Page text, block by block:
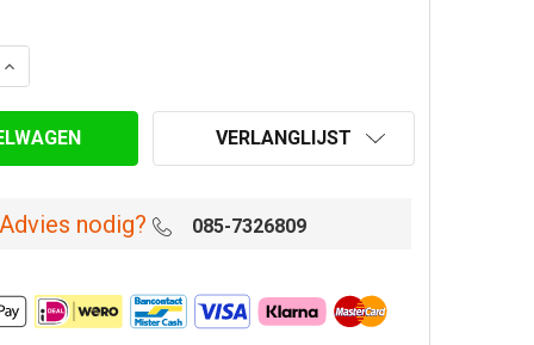
VAN GAAS T.B.V. TREKKAP Ø 125 MM MAT ZWART
VERHOOG AANTAL VAN GAAS T.B.V. TREKKAP Ø 125 MM
VERLANGLIJST
Advies nodig? 085-7326809